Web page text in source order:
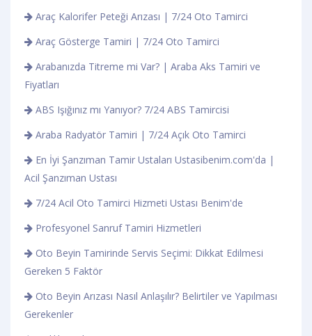
Araç Kalorifer Peteği Arızası | 7/24 Oto Tamirci
Araç Gösterge Tamiri | 7/24 Oto Tamirci
Arabanızda Titreme mi Var? | Araba Aks Tamiri ve
Fiyatları
ABS Işığınız mı Yanıyor? 7/24 ABS Tamircisi
Araba Radyatör Tamiri | 7/24 Açık Oto Tamirci
En İyi Şanzıman Tamir Ustaları Ustasibenim.com'da |
Acil Şanzıman Ustası
7/24 Acil Oto Tamirci Hizmeti Ustası Benim'de
Profesyonel Sanruf Tamiri Hizmetleri
Oto Beyin Tamirinde Servis Seçimi: Dikkat Edilmesi
Gereken 5 Faktör
Oto Beyin Arızası Nasıl Anlaşılır? Belirtiler ve Yapılması
Gerekenler